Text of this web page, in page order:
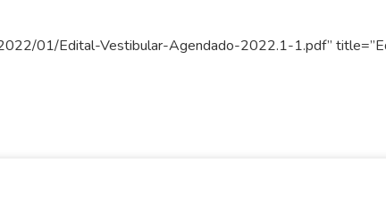
01/Edital-Vestibular-Agendado-2022.1-1.pdf”